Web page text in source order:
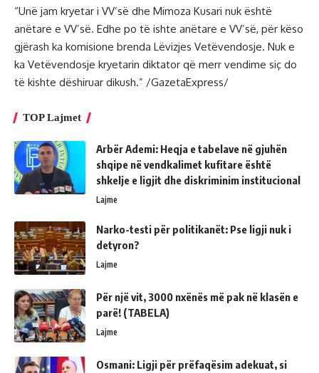
“Unë jam kryetar i VV’së dhe Mimoza Kusari nuk është
anëtare e VV’së. Edhe po të ishte anëtare e VV’së, për këso
gjërash ka komisione brenda Lëvizjes Vetëvendosje. Nuk e
ka Vetëvendosje kryetarin diktator që merr vendime siç do
të kishte dëshiruar dikush.” /GazetaExpress/
TOP Lajmet
Arbër Ademi: Heqja e tabelave në gjuhën
shqipe në vendkalimet kufitare është
shkelje e ligjit dhe diskriminim institucional
Lajme
Narko-testi për politikanët: Pse ligji nuk i
detyron?
Lajme
Për një vit, 3000 nxënës më pak në klasën e
parë! (TABELA)
Lajme
Osmani: Ligji për prëfaqësim adekuat, si